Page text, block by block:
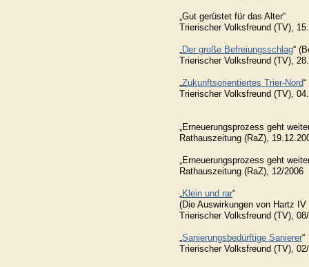
„Gut gerüstet für das Alter“
Trierischer Volksfreund (TV),
Der große Befreiungsschlag“
Trierischer Volksfreund (TV),
Zukunftsorientiertes Trier-Nord
Trierischer Volksfreund (TV),
„Erneuerungsprozess geht
Rathauszeitung (RaZ),
„Erneuerungsprozess geht
Rathauszeitung (RaZ), 12/2006
Klein und rar“
(Die Auswirkungen von Hartz
Trierischer Volksfreund (TV),
Sanierungsbedürftige Sanierer“
Trierischer Volksfreund (TV),